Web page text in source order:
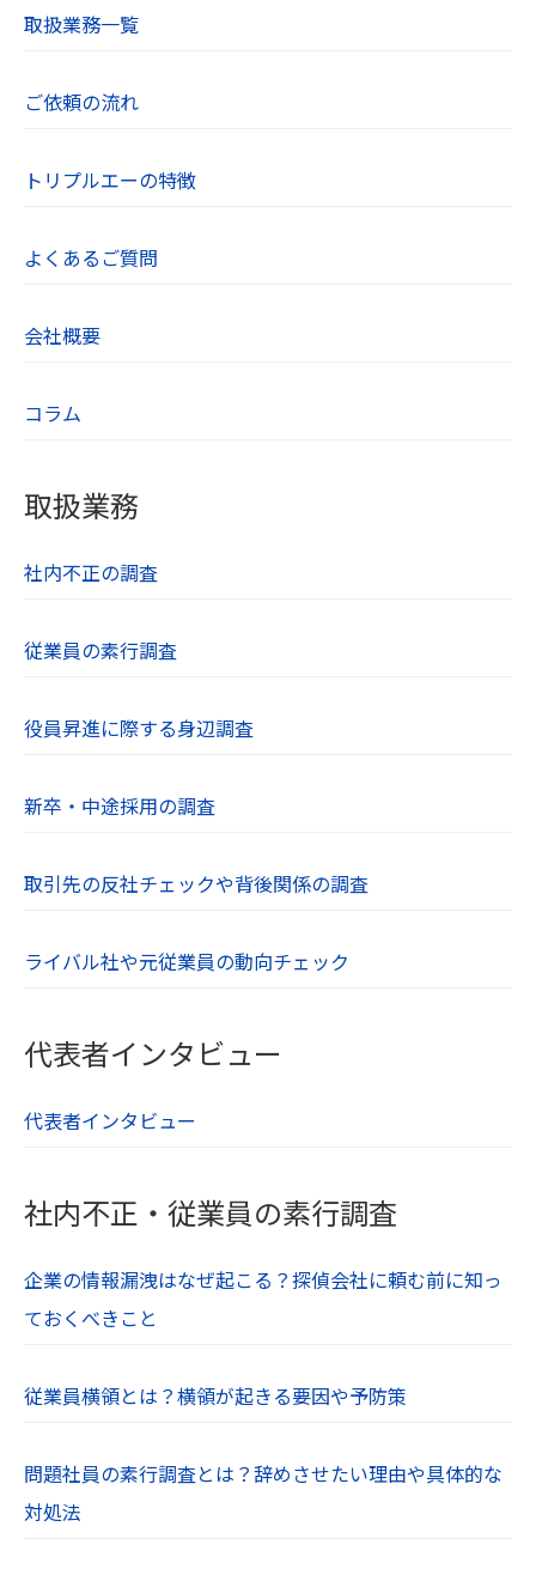
取扱業務一覧
ご依頼の流れ
トリプルエーの特徴
よくあるご質問
会社概要
コラム
取扱業務
社内不正の調査
従業員の素行調査
役員昇進に際する身辺調査
新卒・中途採用の調査
取引先の反社チェックや背後関係の調査
ライバル社や元従業員の動向チェック
代表者インタビュー
代表者インタビュー
社内不正・従業員の素行調査
企業の情報漏洩はなぜ起こる？探偵会社に頼む前に知っ
ておくべきこと
従業員横領とは？横領が起きる要因や予防策
問題社員の素行調査とは？辞めさせたい理由や具体的な
対処法